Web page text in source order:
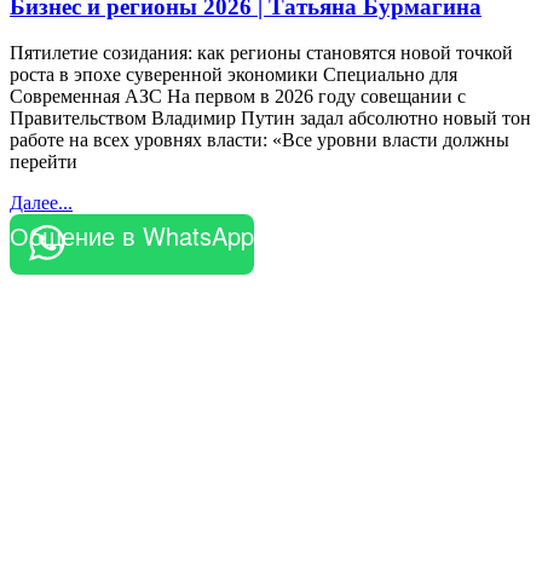
Бизнес и регионы 2026 | Татьяна Бурмагина
Пятилетие созидания: как регионы становятся новой точкой
роста в эпохе суверенной экономики Специально для
Современная АЗС На первом в 2026 году совещании с
Правительством Владимир Путин задал абсолютно новый тон
работе на всех уровнях власти: «Все уровни власти должны
перейти
Далее...
Общение в WhatsApp